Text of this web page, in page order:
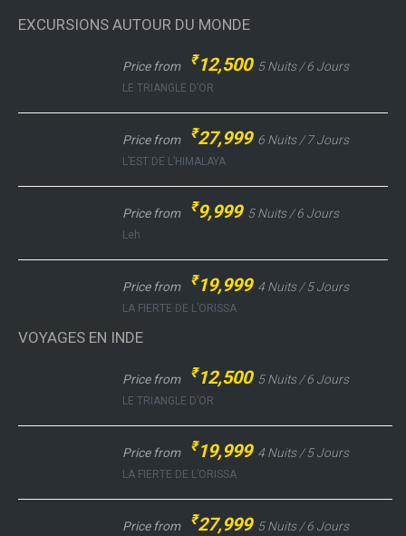
EXCURSIONS AUTOUR DU MONDE
Price from ₹12,500 5 Nuits / 6 Jours
LE TRIANGLE D’OR
Price from ₹27,999 6 Nuits / 7 Jours
L’EST DE L’HIMALAYA
Price from ₹9,999 5 Nuits / 6 Jours
Leh
Price from ₹19,999 4 Nuits / 5 Jours
LA FIERTE DE L’ORISSA
VOYAGES EN INDE
Price from ₹12,500 5 Nuits / 6 Jours
LE TRIANGLE D’OR
Price from ₹19,999 4 Nuits / 5 Jours
LA FIERTE DE L’ORISSA
Price from ₹27,999 5 Nuits / 6 Jours